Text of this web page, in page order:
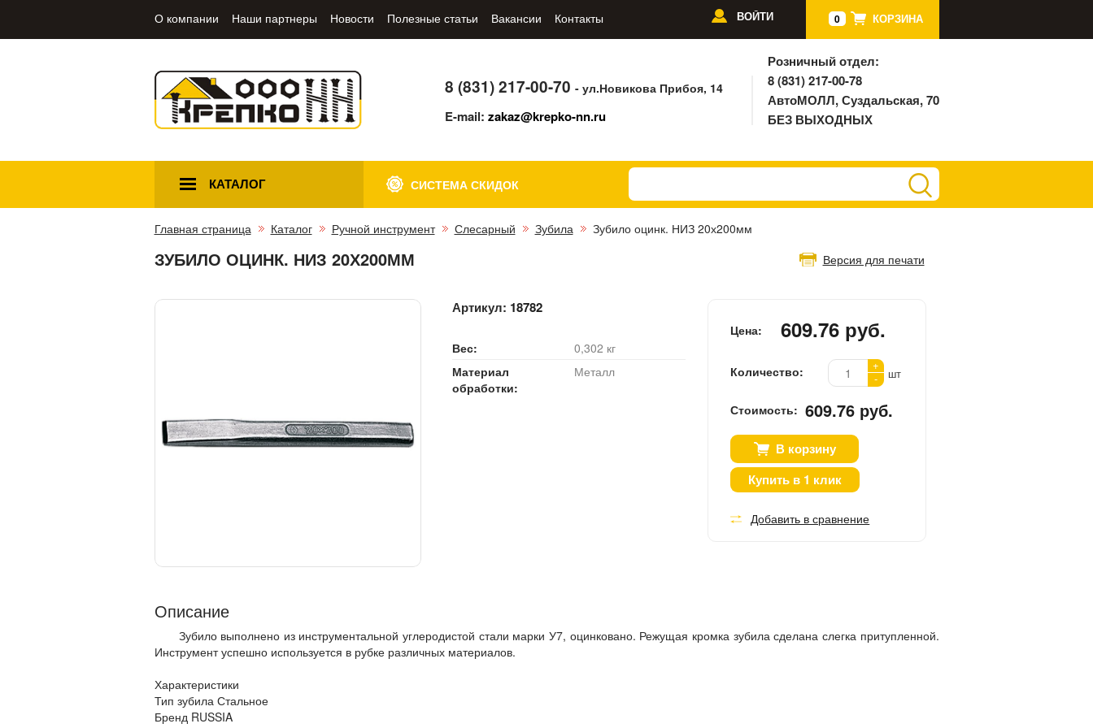
О компании Наши партнеры Новости Полезные статьи Вакансии Контакты 0 КОРЗИНА
ВОЙТИ
8 (831) 217-00-70- ул.Новикова Прибоя, 14
E-mail:zakaz@krepko-nn.ru
Розничный отдел:
8 (831) 217-00-78
АвтоМОЛЛ, Суздальская, 70
БЕЗ ВЫХОДНЫХ
КАТАЛОГ СИСТЕМА СКИДОК
Главная страница Каталог Ручной инструмент Слесарный Зубила
Зубило оцинк. НИЗ 20х200мм
Версия для печати
ЗУБИЛО ОЦИНК. НИЗ 20Х200ММ
Артикул: 18782
Вес:
0,302 кг
Материал
обработки:
Металл
Цена: 609.76 руб.
Количество:
+
-
шт
Стоимость: 609.76 руб.
В корзину
Купить в 1 клик
Добавить в сравнение
Описание
Зубило выполнено из инструментальной углеродистой стали марки У7, оцинковано. Режущая кромка зубила сделана слегка притупленной.
Инструмент успешно используется в рубке различных материалов.
Характеристики
Тип зубила Стальное
Бренд RUSSIA